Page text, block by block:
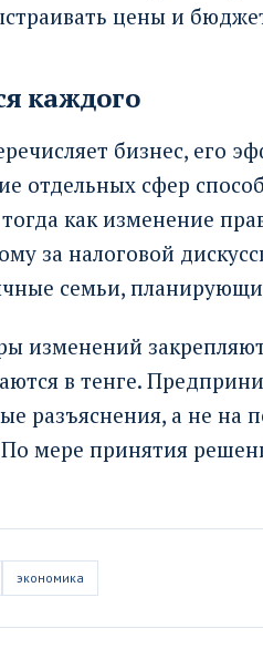
цены и
каждого
бизнес, его
отдельных сфер
как изменение
за налоговой
семьи,
изменений
в тенге.
разъяснения, а не на
мере принятия
экономика